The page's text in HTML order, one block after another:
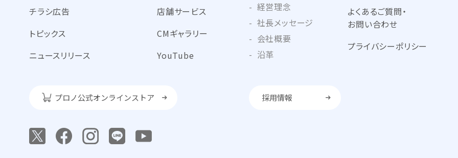
チラシ広告
トピックス
ニュースリリース
店舗サービス
CMギャラリー
YouTube
プロノ公式オンラインストア
経営理念
社長メッセージ
会社概要
沿革
よくあるご質問・
お問い合わせ
プライバシーポリシー
採用情報